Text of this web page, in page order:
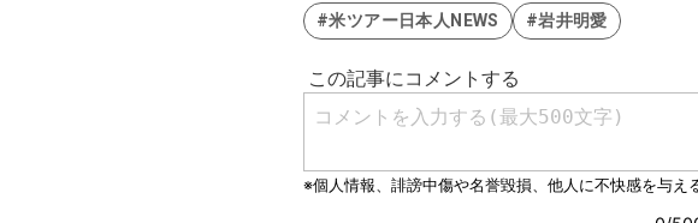
#米ツアー日本人NEWS #岩井明愛